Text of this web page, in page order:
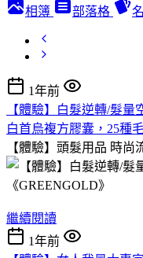
相簿 部落格
1年前
【體驗】白髮逆轉/髮量
白首烏複方膠囊，25種
【體驗】頭髮用品 時尚
繼續閱讀
1年前